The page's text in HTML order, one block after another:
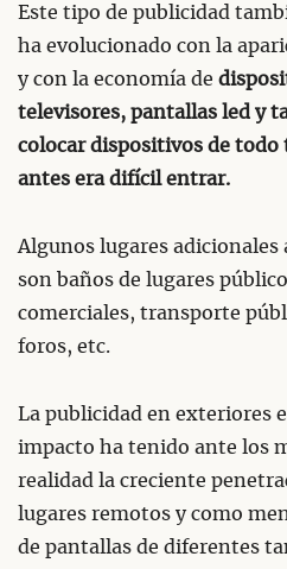
Este tipo de publicidad
ha evolucionado con la
y con la economía de
televisores, pantallas led y
colocar dispositivos de todo
antes era difícil entrar.
Algunos lugares adicionales
son baños de lugares
comerciales, transporte
foros, etc.
La publicidad en exteriores
impacto ha tenido ante los
realidad la creciente
lugares remotos y como
de pantallas de diferentes